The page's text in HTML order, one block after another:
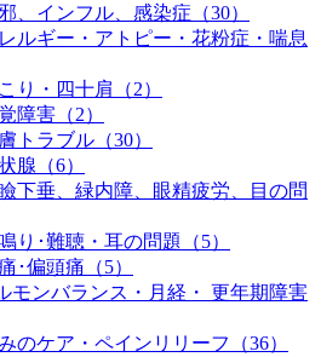
、インフル、感染症（30）
ルギー・アトピー・花粉症・喘息
り・四十肩（2）
障害（2）
トラブル（30）
腺（6）
下垂、緑内障、眼精疲労、目の問
り･難聴・耳の問題（5）
･偏頭痛（5）
モンバランス・月経・ 更年期障害
のケア・ペインリリーフ（36）